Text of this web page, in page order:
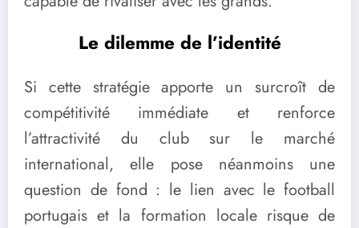
Le dilemme de l’identité
Si cette stratégie apporte un surcroît de
compétitivité immédiate et renforce
l’attractivité du club sur le marché
international, elle pose néanmoins une
question de fond : le lien avec le football
portugais et la formation locale risque de